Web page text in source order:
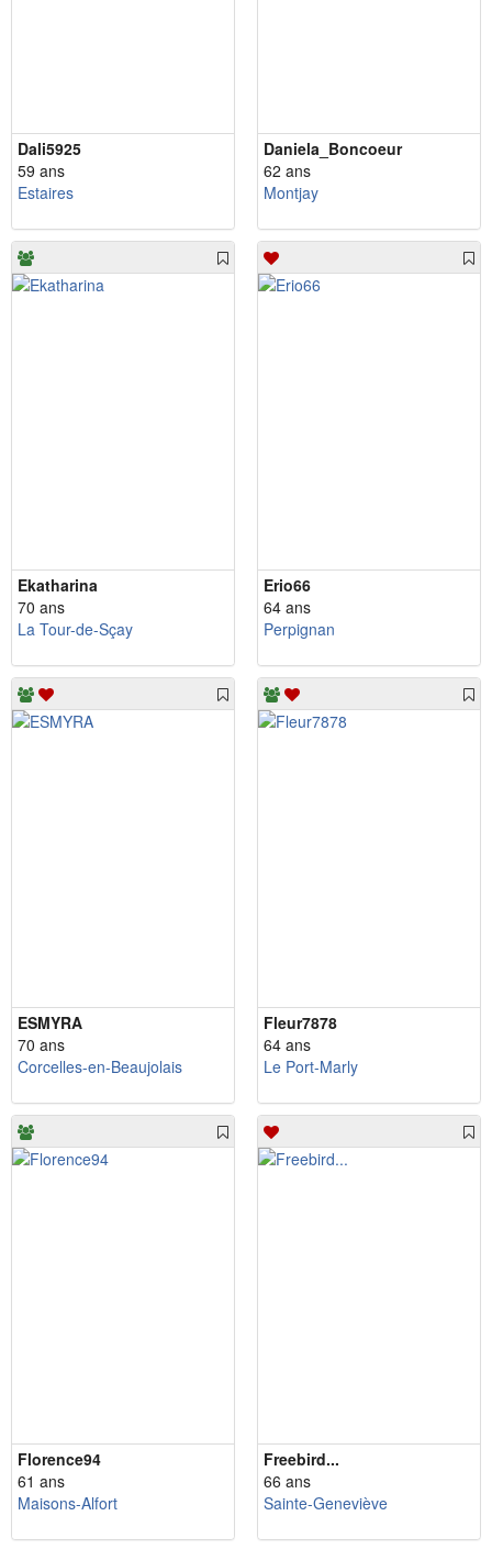
Dali5925
59 ans
Estaires
Daniela_Boncoeur
62 ans
Montjay
Ekatharina
70 ans
La Tour-de-Sçay
Erio66
64 ans
Perpignan
ESMYRA
70 ans
Corcelles-en-Beaujolais
Fleur7878
64 ans
Le Port-Marly
Florence94
61 ans
Maisons-Alfort
Freebird...
66 ans
Sainte-Geneviève